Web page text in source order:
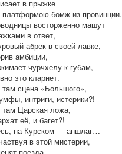
в прыжке
платформою бомж из провинции.
восторженно машут
в ответ,
абрек в своей лавке,
амбиции,
чурчхелу к губам,
это кларнет.
там сцена «Большого»,
интриги, истерики?!
там Царская ложа,
её, и багет?!
на Курском — аншлаг…
в этой мистерии,